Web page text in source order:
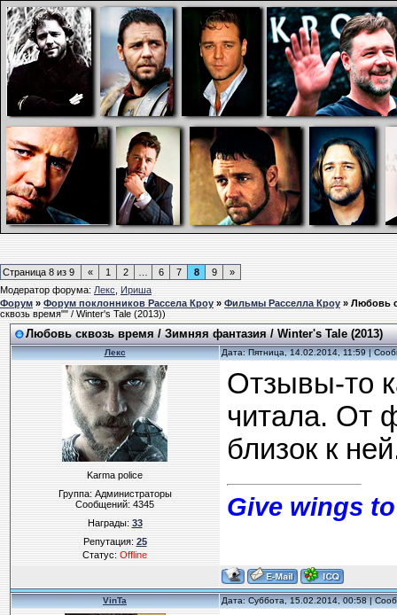
Страница 8 из 9 « 1 2 6 7 8 9
»
Модератор форума:Лекс,Ириша
Форум»Форум поклонников Рассела Кроу»Фильмы Расселла Кроу»Любовь
сквозь время"" / Winter's Tale (2013))
Любовь сквозь время / Зимняя фантазия / Winter's Tale (2013)
Лекс Дата: Пятница, 14.02.2014, 11:59 |
Karma police
Группа: Администраторы
Сообщений:4345
Награды:33
Репутация:25
Статус:Offline
Отзывы-то
читала. От
близок к
Give wings
VinTa Дата: Суббота, 15.02.2014, 00:58 |